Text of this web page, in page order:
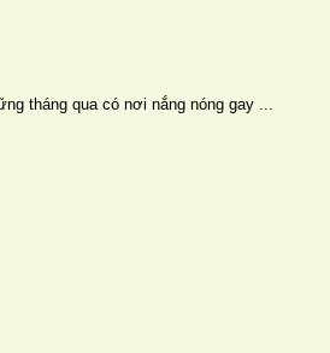
tháng qua có nơi nắng nóng gay ...